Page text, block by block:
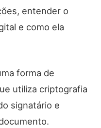
entender o
e como ela
forma de
utiliza criptografia
signatário e